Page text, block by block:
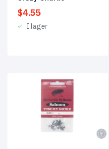
$4.55
I lager